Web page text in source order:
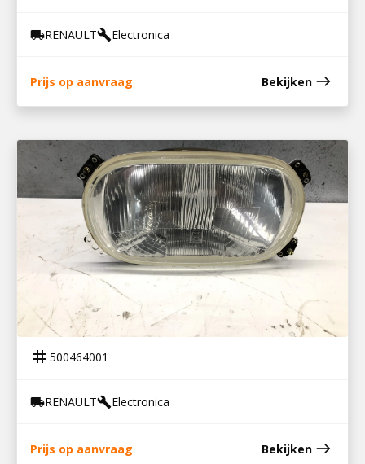
local_shippingRENAULTbuildElectronica
Prijs op aanvraag Bekijken east
500464001
KOPLAMP RECHTS MIDLINER
tag 500464001
local_shippingRENAULTbuildElectronica
Prijs op aanvraag Bekijken east